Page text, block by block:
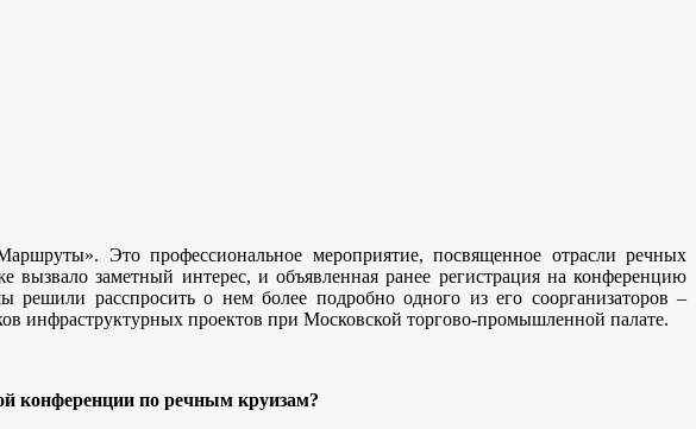
Это профессиональное мероприятие, посвященное отрасли речных
заметный интерес, и объявленная ранее регистрация на конференцию
расспросить о нем более подробно одного из его соорганизаторов –
инфраструктурных проектов при Московской торгово-промышленной палате.
конференции по речным круизам?